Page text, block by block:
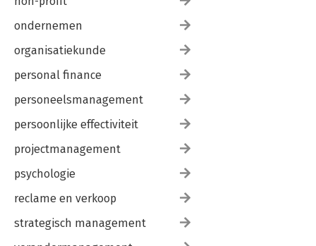
ondernemen
organisatiekunde
personal finance
personeelsmanagement
persoonlijke effectiviteit
projectmanagement
psychologie
reclame en verkoop
strategisch management